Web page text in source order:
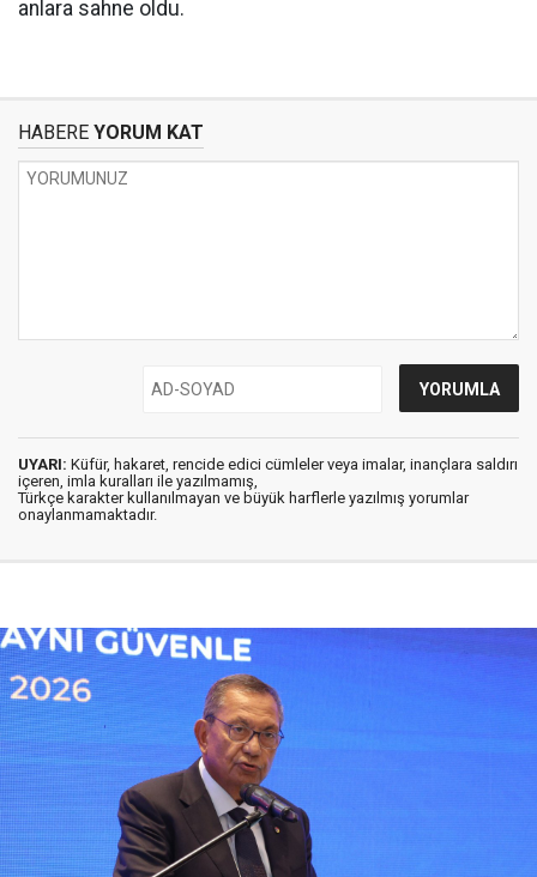
anlara sahne oldu.
HABERE YORUM KAT
UYARI: Küfür, hakaret, rencide edici cümleler veya imalar, inançlara saldırı
içeren, imla kuralları ile yazılmamış,
Türkçe karakter kullanılmayan ve büyük harflerle yazılmış yorumlar
onaylanmamaktadır.